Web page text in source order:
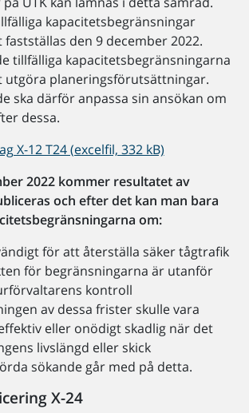
kapacitetsbegränsningar
den 9 december 2022.
tillfälliga kapacitetsbegränsningarna
utgöra planeringsförutsättningar.
ska därför anpassa sin ansökan om
dessa.
X-12 T24 (excelfil, 332 kB)
2022 kommer resultatet av
och efter det kan man bara
om:
för att återställa säker tågtrafik
för begränsningarna är utanför
kontroll
av dessa frister skulle vara
eller onödigt skadlig när det
livslängd eller skick
sökande går med på detta.
X-24